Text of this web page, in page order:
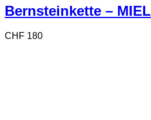
Bernsteinkette – MIEL
CHF 180